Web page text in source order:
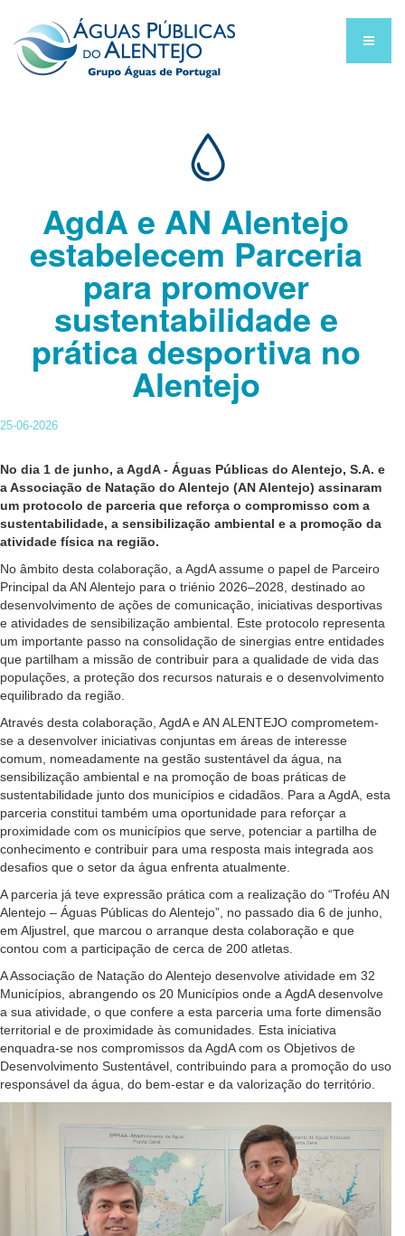
AgdA e AN Alentejo
estabelecem Parceria
para promover
sustentabilidade e
prática desportiva no
Alentejo
25-06-2026
No dia 1 de junho, a AgdA - Águas Públicas do Alentejo, S.A. e
a Associação de Natação do Alentejo (AN Alentejo) assinaram
um protocolo de parceria que reforça o compromisso com a
sustentabilidade, a sensibilização ambiental e a promoção da
atividade física na região.
No âmbito desta colaboração, a AgdA assume o papel de Parceiro
Principal da AN Alentejo para o triénio 2026–2028, destinado ao
desenvolvimento de ações de comunicação, iniciativas desportivas
e atividades de sensibilização ambiental. Este protocolo representa
um importante passo na consolidação de sinergias entre entidades
que partilham a missão de contribuir para a qualidade de vida das
populações, a proteção dos recursos naturais e o desenvolvimento
equilibrado da região.
Através desta colaboração, AgdA e AN ALENTEJO comprometem-
se a desenvolver iniciativas conjuntas em áreas de interesse
comum, nomeadamente na gestão sustentável da água, na
sensibilização ambiental e na promoção de boas práticas de
sustentabilidade junto dos municípios e cidadãos. Para a AgdA, esta
parceria constitui também uma oportunidade para reforçar a
proximidade com os municípios que serve, potenciar a partilha de
conhecimento e contribuir para uma resposta mais integrada aos
desafios que o setor da água enfrenta atualmente.
A parceria já teve expressão prática com a realização do “Troféu AN
Alentejo – Águas Públicas do Alentejo”, no passado dia 6 de junho,
em Aljustrel, que marcou o arranque desta colaboração e que
contou com a participação de cerca de 200 atletas.
A Associação de Natação do Alentejo desenvolve atividade em 32
Municípios, abrangendo os 20 Municípios onde a AgdA desenvolve
a sua atividade, o que confere a esta parceria uma forte dimensão
territorial e de proximidade às comunidades. Esta iniciativa
enquadra-se nos compromissos da AgdA com os Objetivos de
Desenvolvimento Sustentável, contribuindo para a promoção do uso
responsável da água, do bem-estar e da valorização do território.